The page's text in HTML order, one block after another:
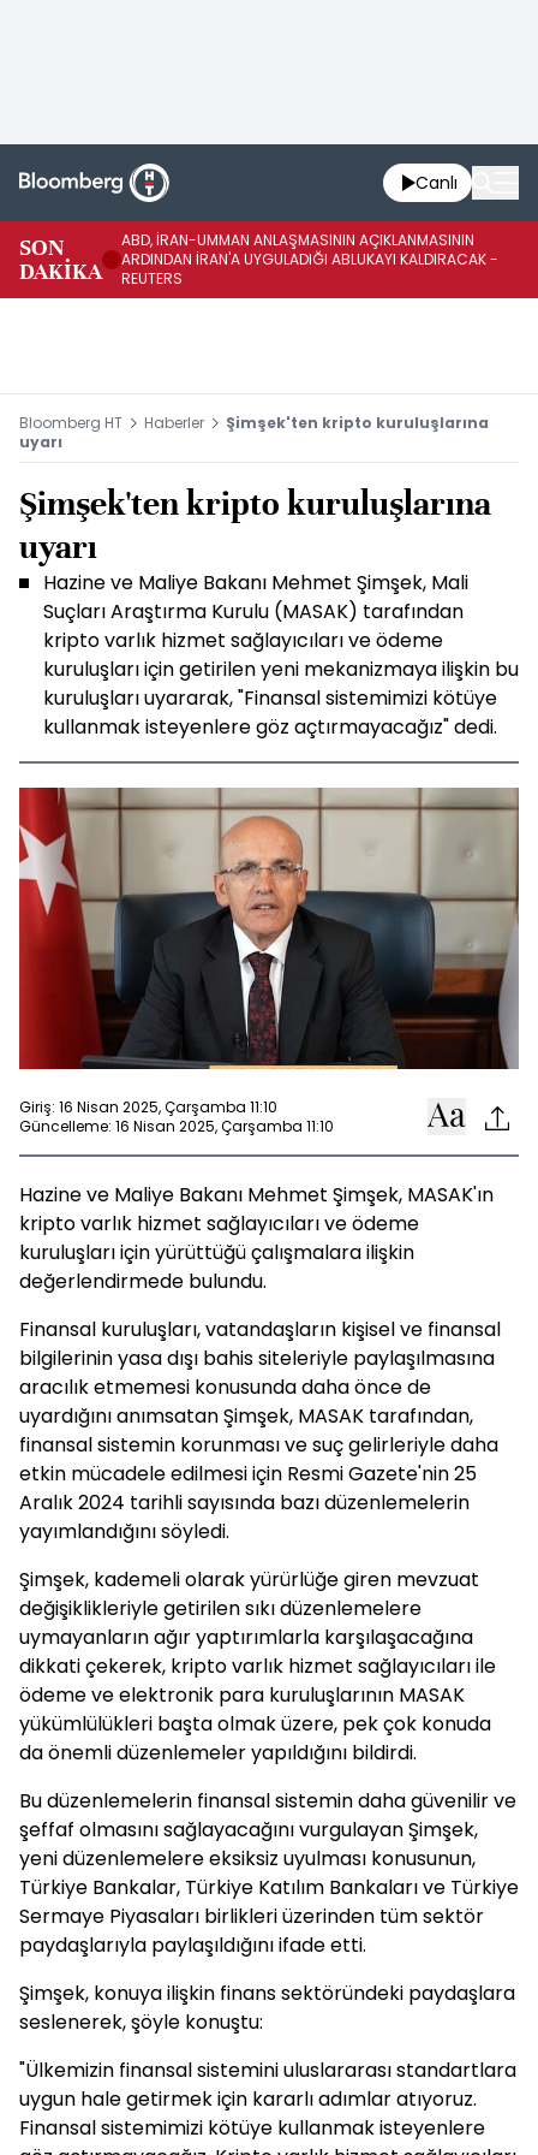
Canlı
SON
DAKİKA
ABD, İRAN-UMMAN ANLAŞMASININ AÇIKLANMASININ
ARDINDAN İRAN'A UYGULADIĞI ABLUKAYI KALDIRACAK -
REUTERS
Bloomberg HT Haberler
Şimşek'ten kripto kuruluşlarına
uyarı
Şimşek'ten kripto kuruluşlarına
uyarı
Hazine ve Maliye Bakanı Mehmet Şimşek, Mali
Suçları Araştırma Kurulu (MASAK) tarafından
kripto varlık hizmet sağlayıcıları ve ödeme
kuruluşları için getirilen yeni mekanizmaya ilişkin bu
kuruluşları uyararak, "Finansal sistemimizi kötüye
kullanmak isteyenlere göz açtırmayacağız" dedi.
Giriş: 16 Nisan 2025, Çarşamba 11:10
Güncelleme: 16 Nisan 2025, Çarşamba 11:10
Hazine ve Maliye Bakanı Mehmet Şimşek, MASAK'ın
kripto varlık hizmet sağlayıcıları ve ödeme
kuruluşları için yürüttüğü çalışmalara ilişkin
değerlendirmede bulundu.
Finansal kuruluşları, vatandaşların kişisel ve finansal
bilgilerinin yasa dışı bahis siteleriyle paylaşılmasına
aracılık etmemesi konusunda daha önce de
uyardığını anımsatan Şimşek, MASAK tarafından,
finansal sistemin korunması ve suç gelirleriyle daha
etkin mücadele edilmesi için Resmi Gazete'nin 25
Aralık 2024 tarihli sayısında bazı düzenlemelerin
yayımlandığını söyledi.
Şimşek, kademeli olarak yürürlüğe giren mevzuat
değişiklikleriyle getirilen sıkı düzenlemelere
uymayanların ağır yaptırımlarla karşılaşacağına
dikkati çekerek, kripto varlık hizmet sağlayıcıları ile
ödeme ve elektronik para kuruluşlarının MASAK
yükümlülükleri başta olmak üzere, pek çok konuda
da önemli düzenlemeler yapıldığını bildirdi.
Bu düzenlemelerin finansal sistemin daha güvenilir ve
şeffaf olmasını sağlayacağını vurgulayan Şimşek,
yeni düzenlemelere eksiksiz uyulması konusunun,
Türkiye Bankalar, Türkiye Katılım Bankaları ve Türkiye
Sermaye Piyasaları birlikleri üzerinden tüm sektör
paydaşlarıyla paylaşıldığını ifade etti.
Şimşek, konuya ilişkin finans sektöründeki paydaşlara
seslenerek, şöyle konuştu:
"Ülkemizin finansal sistemini uluslararası standartlara
uygun hale getirmek için kararlı adımlar atıyoruz.
Finansal sistemimizi kötüye kullanmak isteyenlere